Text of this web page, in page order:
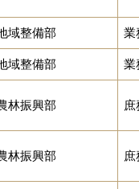
域整備部 業
域整備部 業
林振興部 庶
林振興部 庶